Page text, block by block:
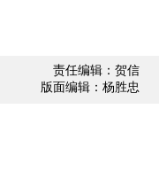
责任编辑：贺信
版面编辑：杨胜忠